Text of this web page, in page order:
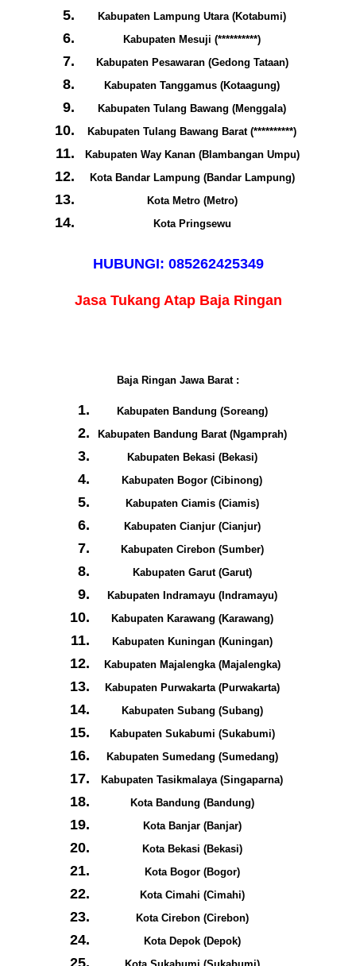
Kabupaten Lampung Utara (Kotabumi)
Kabupaten Mesuji (**********)
Kabupaten Pesawaran (Gedong Tataan)
Kabupaten Tanggamus (Kotaagung)
Kabupaten Tulang Bawang (Menggala)
Kabupaten Tulang Bawang Barat (**********)
Kabupaten Way Kanan (Blambangan Umpu)
Kota Bandar Lampung (Bandar Lampung)
Kota Metro (Metro)
Kota Pringsewu
HUBUNGI: 085262425349
Jasa Tukang Atap Baja Ringan
Baja Ringan Jawa Barat :
Kabupaten Bandung (Soreang)
Kabupaten Bandung Barat (Ngamprah)
Kabupaten Bekasi (Bekasi)
Kabupaten Bogor (Cibinong)
Kabupaten Ciamis (Ciamis)
Kabupaten Cianjur (Cianjur)
Kabupaten Cirebon (Sumber)
Kabupaten Garut (Garut)
Kabupaten Indramayu (Indramayu)
Kabupaten Karawang (Karawang)
Kabupaten Kuningan (Kuningan)
Kabupaten Majalengka (Majalengka)
Kabupaten Purwakarta (Purwakarta)
Kabupaten Subang (Subang)
Kabupaten Sukabumi (Sukabumi)
Kabupaten Sumedang (Sumedang)
Kabupaten Tasikmalaya (Singaparna)
Kota Bandung (Bandung)
Kota Banjar (Banjar)
Kota Bekasi (Bekasi)
Kota Bogor (Bogor)
Kota Cimahi (Cimahi)
Kota Cirebon (Cirebon)
Kota Depok (Depok)